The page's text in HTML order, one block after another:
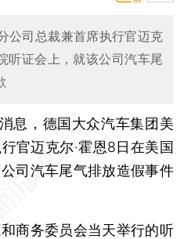
公司总裁兼首席执行官迈克
听证会上，就该公司汽车尾
，德国大众汽车集团美
官迈克尔·霍恩8日在美国
司汽车尾气排放造假事件
务委员会当天举行的听